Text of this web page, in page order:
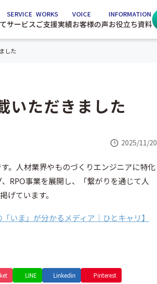
SERVICE
サービス
WORKS
ご支援実績
VOICE
お客様の声
INFORMATION
お役立ち資料
した
いただきました
2025/11/20
。人材業界やものづくりエンジニアに特化
RPO事業を展開し、「繋がりを通じて人
げています。
「いま」が分かるメディア｜ひとキャリ】
LINE Linkedin Pinterest